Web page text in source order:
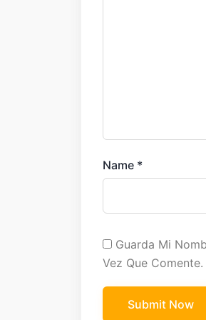
Name *
Guarda Mi
Vez Que Comente.